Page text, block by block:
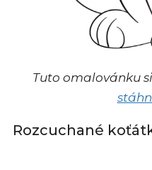
Tuto omalovánku
Rozcuchané